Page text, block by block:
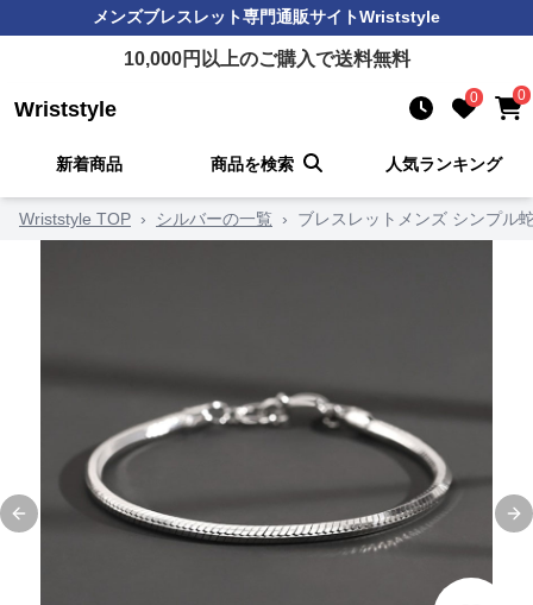
メンズブレスレット専門通販サイトWriststyle
10,000円以上のご購入で送料無料
Wriststyle 0 0
新着商品 商品を検索 人気ランキング
Wriststyle TOP › シルバーの一覧 › ブレスレットメンズ シンプル
Previous slide